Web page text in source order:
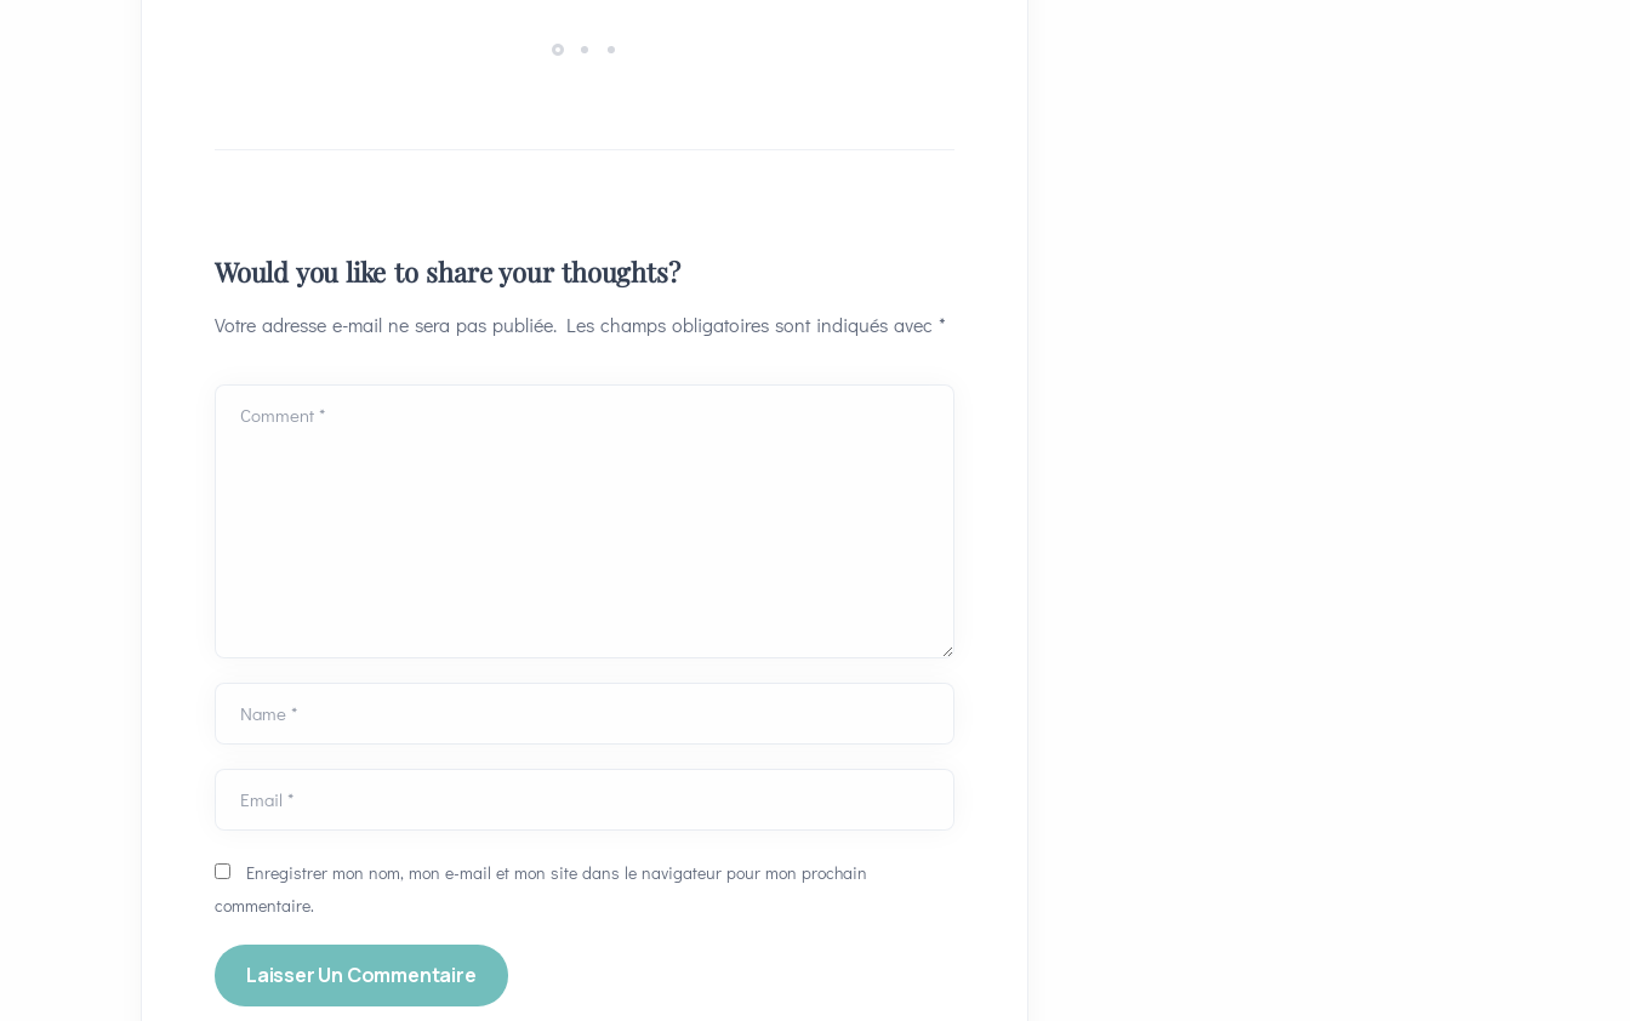
Would you like to share your thoughts?
Votre adresse e-mail ne sera pas publiée. Les champs obligatoires sont indiqués avec *
Comment *
Name *
Email *
Enregistrer mon nom, mon e-mail et mon site dans le navigateur pour mon prochain
commentaire.